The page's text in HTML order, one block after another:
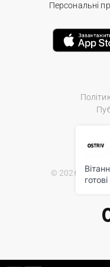
© 2026
Персональні